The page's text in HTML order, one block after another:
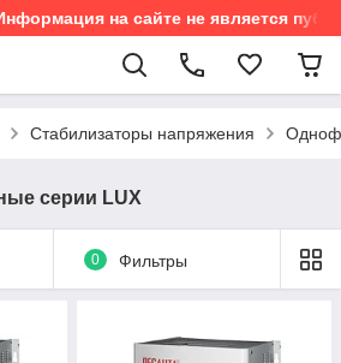
на сайте не является
Стабилизаторы напряжения
серии LUX
0 Фильтры